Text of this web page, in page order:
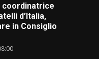
coordinatrice
d’Italia,
in Consiglio